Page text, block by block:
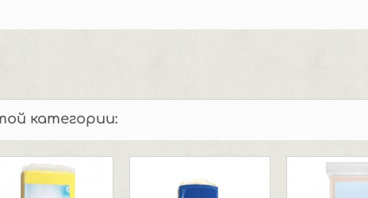
категории: